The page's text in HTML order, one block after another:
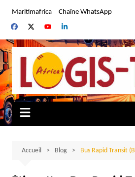
contenu
Maritimafrica Chaîne WhatsApp
Accueil Blog Bus Rapid Transit